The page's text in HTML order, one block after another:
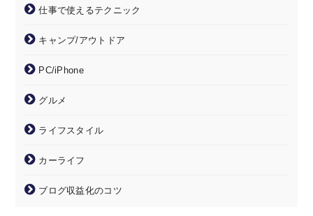
仕事で使えるテクニック
キャンプ/アウトドア
PC/iPhone
グルメ
ライフスタイル
カーライフ
ブログ収益化のコツ